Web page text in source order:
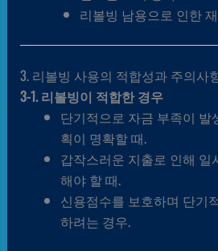
리볼빙 남용으로 인한
3. 리볼빙 사용의 적합성과 주의사
3-1. 리볼빙이 적합한 경우
단기적으로 자금 부족이 발
획이 명확할 때.
갑작스러운 지출로 인해 일
해야 할 때.
신용점수를 보호하며 단기
하려는 경우.